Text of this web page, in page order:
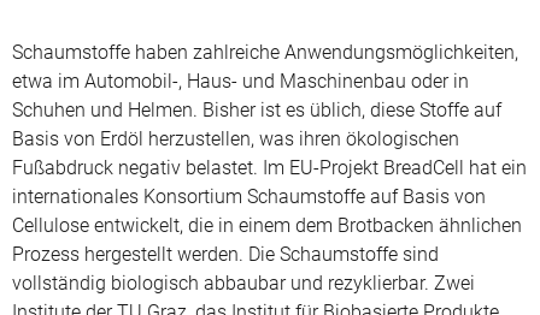
Schaumstoffe haben zahlreiche Anwendungsmöglichkeiten,
etwa im Automobil-, Haus- und Maschinenbau oder in
Schuhen und Helmen. Bisher ist es üblich, diese Stoffe auf
Basis von Erdöl herzustellen, was ihren ökologischen
Fußabdruck negativ belastet. Im EU-Projekt BreadCell hat ein
internationales Konsortium Schaumstoffe auf Basis von
Cellulose entwickelt, die in einem dem Brotbacken ähnlichen
Prozess hergestellt werden. Die Schaumstoffe sind
vollständig biologisch abbaubar und rezyklierbar. Zwei